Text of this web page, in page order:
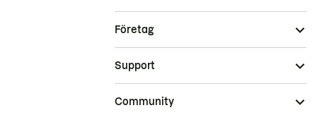
Företag
Support
Community